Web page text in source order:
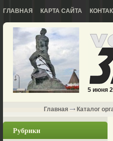
ГЛАВНАЯ КАРТА САЙТА
5 июня
Главная Каталог
Рубрики